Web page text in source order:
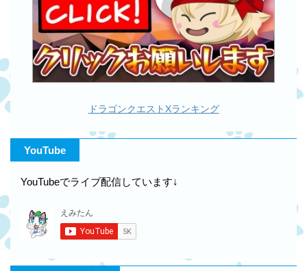
ドラゴンクエストXランキング
YouTube
YouTubeでライブ配信しています↓